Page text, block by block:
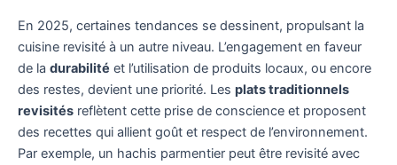
En 2025, certaines tendances se dessinent, propulsant la
cuisine revisité à un autre niveau. L’engagement en faveur
de la durabilité et l’utilisation de produits locaux, ou encore
des restes, devient une priorité. Les plats traditionnels
revisités reflètent cette prise de conscience et proposent
des recettes qui allient goût et respect de l’environnement.
Par exemple, un hachis parmentier peut être revisité avec